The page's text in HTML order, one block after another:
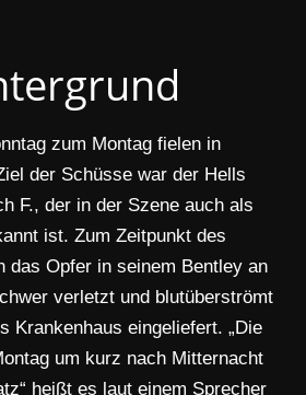
zum Montag fielen in
der Schüsse war der Hells
F., der in der Szene auch als
ist. Zum Zeitpunkt des
das Opfer in seinem Bentley an
verletzt und blutüberströmt
Krankenhaus eingeliefert. „Die
um kurz nach Mitternacht
heißt es laut einem Sprecher